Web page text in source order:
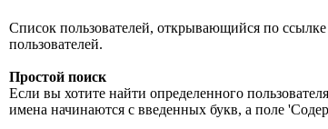
Список пользователей, открывающийся по
пользователей.
Простой поиск
Если вы хотите найти определенного
имена начинаются с введенных букв, а поле